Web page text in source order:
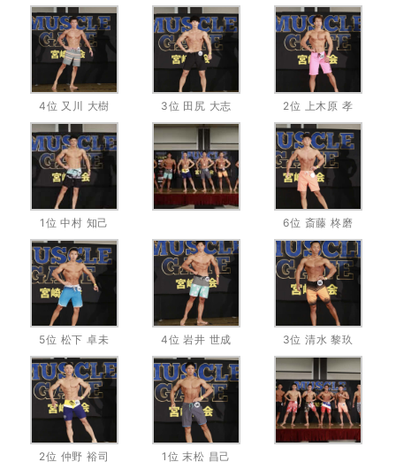
4位 又川 大樹 3位 田尻 大志 2位 上木原 孝
1位 中村 知己 6位 斎藤 柊磨
5位 松下 卓未 4位 岩井 世成 3位 清水 黎玖
2位 仲野 裕司 1位 末松 昌己